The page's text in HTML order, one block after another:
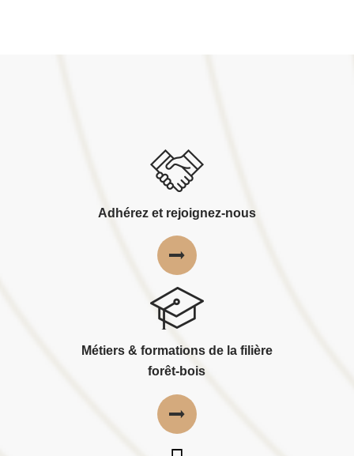
Adhérez et rejoignez-nous
Métiers & formations de la filière
forêt-bois